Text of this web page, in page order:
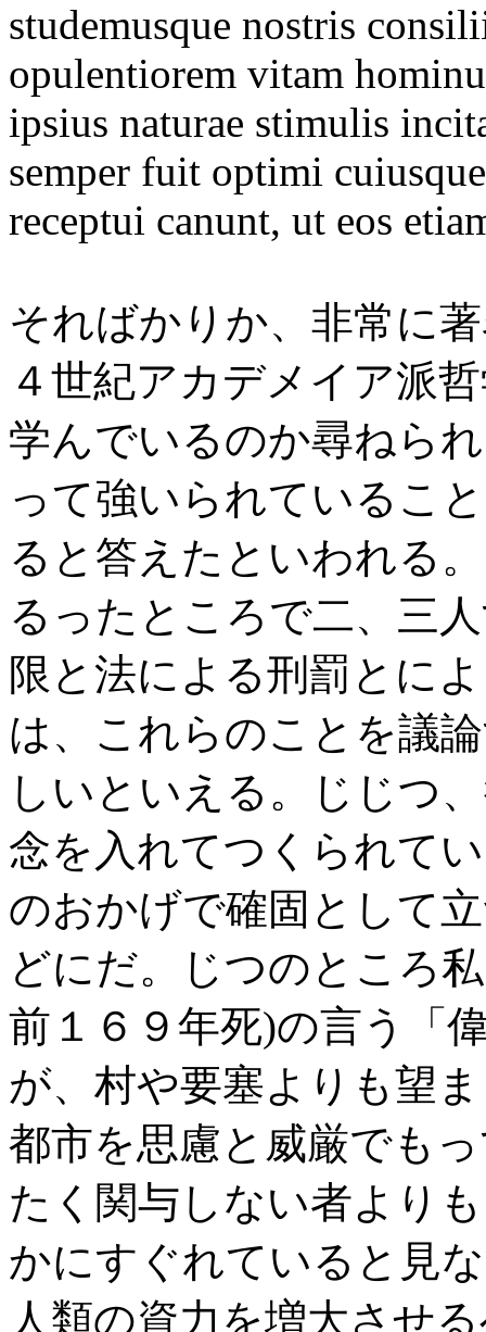
studemusque nostris
opulentiorem vitam
ipsius naturae stimulis
semper fuit optimi
receptui canunt, ut eos
そればかりか、非常に
４世紀アカデメイア派
学んでいるのか尋ねら
って強いられているこ
ると答えたといわれる
るったところで二、三
限と法による刑罰とに
は、これらのことを議
しいといえる。じじつ
念を入れてつくられて
のおかげで確固として
どにだ。じつのところ
前１６９年死)の言う「
が、村や要塞よりも望
都市を思慮と威厳でも
たく関与しない者より
かにすぐれていると見
人類の資力を増大させ